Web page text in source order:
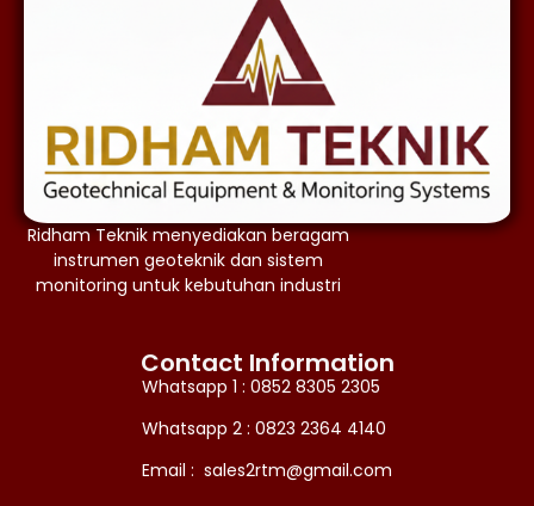
Ridham Teknik menyediakan beragam
instrumen geoteknik dan sistem
monitoring untuk kebutuhan industri
Contact Information
Whatsapp 1 : 0852 8305 2305
Whatsapp 2 : 0823 2364 4140
Email : sales2rtm@gmail.com